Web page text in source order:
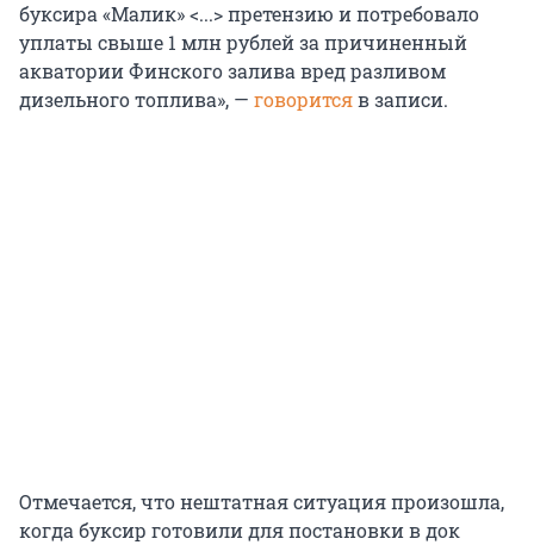
буксира «Малик» <...> претензию и потребовало
уплаты свыше 1 млн рублей за причиненный
акватории Финского залива вред разливом
дизельного топлива», — говоритсяв записи.
Отмечается, что нештатная ситуация произошла,
когда буксир готовили для постановки в док